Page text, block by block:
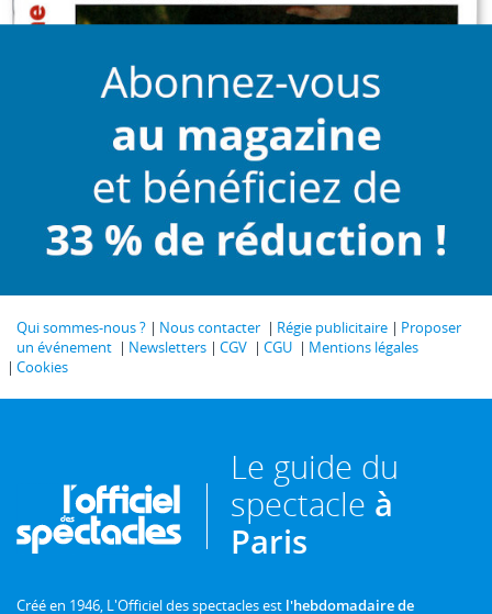
Qui sommes-nous ? Nous contacter Régie publicitaire
Proposer
un événement
Newsletters CGV CGU
Mentions légales
Cookies
Le guide du
spectacle à
Paris
Créé en 1946, L'Officiel des spectacles est l'hebdomadaire de